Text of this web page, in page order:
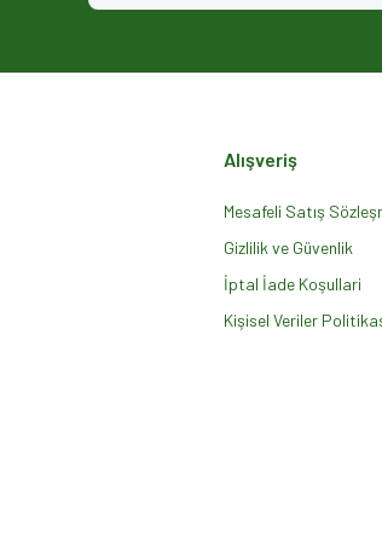
Gönder
Alışveriş
Mesafeli Satış
Gizlilik ve Güvenlik
İptal İade Koşullari
Kişisel Veriler